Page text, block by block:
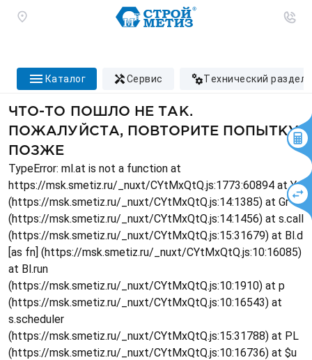
каталог сервис технический раздел
ЧТО-ТО ПОШЛО НЕ ТАК.
ПОЖАЛУЙСТА, ПОВТОРИТЕ ПОПЫТКУ
ПОЗЖЕ
TypeError: ml.at is not a function at
https://msk.smetiz.ru/_nuxt/CYtMxQtQ.js:1773:60894 at Ys
(https://msk.smetiz.ru/_nuxt/CYtMxQtQ.js:14:1385) at Gr
(https://msk.smetiz.ru/_nuxt/CYtMxQtQ.js:14:1456) at s.call
(https://msk.smetiz.ru/_nuxt/CYtMxQtQ.js:15:31679) at Bl.d
[as fn] (https://msk.smetiz.ru/_nuxt/CYtMxQtQ.js:10:16085)
at Bl.run
(https://msk.smetiz.ru/_nuxt/CYtMxQtQ.js:10:1910) at p
(https://msk.smetiz.ru/_nuxt/CYtMxQtQ.js:10:16543) at
s.scheduler
(https://msk.smetiz.ru/_nuxt/CYtMxQtQ.js:15:31788) at PL
(https://msk.smetiz.ru/_nuxt/CYtMxQtQ.js:10:16736) at $u